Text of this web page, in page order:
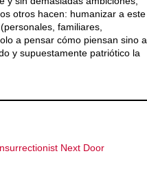
otros hacen: humanizar a este
familiares,
a pensar cómo piensan sino a
y supuestamente patriótico la
Next Door